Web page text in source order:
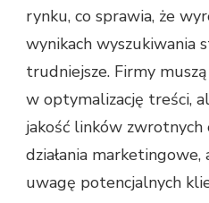
rynku, co sprawia, że
wynikach wyszukiwania
trudniejsze. Firmy
w optymalizację treści,
jakość linków zwrotnych
działania marketingowe,
uwagę potencjalnych